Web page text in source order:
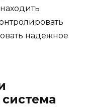
надежное